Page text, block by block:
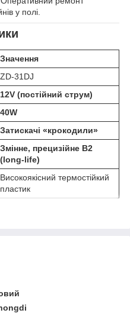
у полі.
Значення
ZD-31DJ
12V (постійний струм)
40W
Затискачі «крокодили»
Змінне, прецизійне B2
(long-life)
Високоякісний термостійкий
пластик